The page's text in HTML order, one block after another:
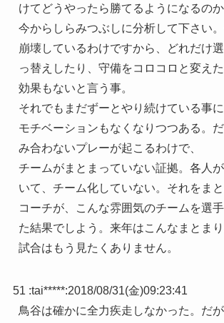
けてどうやったら勝てるようになるのか
今からしらみつぶしに分析して下さい
崩壊しているわけですから、どれだけ選
っ替えしたり、守備をコロコロと変え
効果もないと言う事。
それでもまだずーとやり続けている事
モチベーションもなくなりつつある。
み合わないプレーが起こるわけで、
チームがまとまっていない証拠。各人
いて、チーム化していない。それをまと
コーチが、こんな雰囲気のチームを選
た結果でしよう。来年はこんなまとま
試合はもう見たくありません。
51 :tai*****:2018/08/31(金)09:23:41
鳥谷は確かに全力疾走しなかった。だ